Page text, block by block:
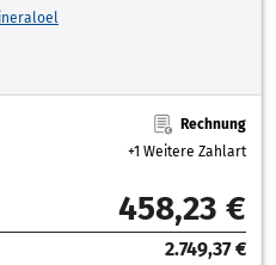
Rechnung
+1 Weitere Zahlart
458,23 €
2.749,37 €